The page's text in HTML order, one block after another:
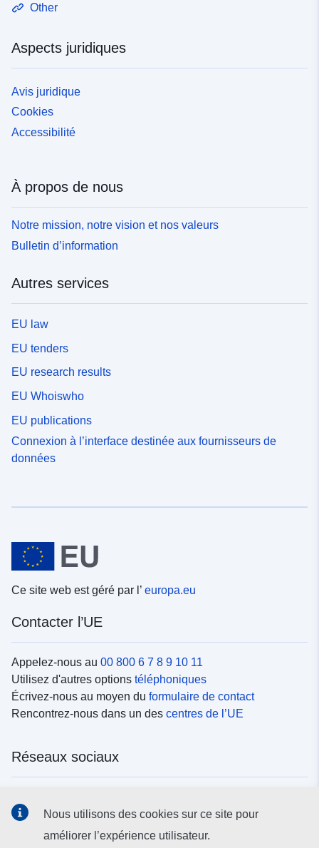
Other
Aspects juridiques
Avis juridique
Cookies
Accessibilité
À propos de nous
Notre mission, notre vision et nos valeurs
Bulletin d’information
Autres services
EU law
EU tenders
EU research results
EU Whoiswho
EU publications
Connexion à l’interface destinée aux fournisseurs de
données
Ce site web est géré par l’ europa.eu
Contacter l’UE
Appelez-nous au 00 800 6 7 8 9 10 11
Utilisez d'autres options téléphoniques
Écrivez-nous au moyen du formulaire de contact
Rencontrez-nous dans un des centres de l’UE
Réseaux sociaux
Nous utilisons des cookies sur ce site pour
améliorer l’expérience utilisateur.